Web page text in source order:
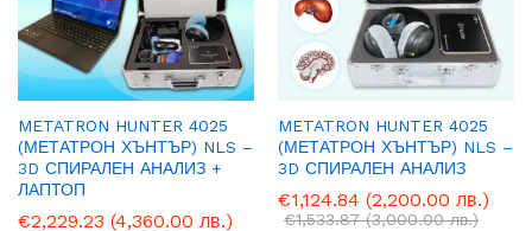
METATRON HUNTER 4025
(МЕТАТРОН ХЪНТЪР) NLS –
3D СПИРАЛЕН АНАЛИЗ +
ЛАПТОП
€2,229.23 (4,360.00 лв.)
METATRON HUNTER 4025
(МЕТАТРОН ХЪНТЪР) NLS –
3D СПИРАЛЕН АНАЛИЗ
€1,124.84 (2,200.00 лв.)
€1,533.87 (3,000.00 лв.)